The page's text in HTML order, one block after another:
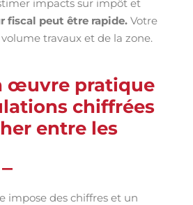
impacts sur impôt et
fiscal peut être rapide. Votre
travaux et de la zone.
œuvre pratique
chiffrées
entre les
impose des chiffres et un